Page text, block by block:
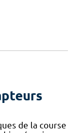
de la course